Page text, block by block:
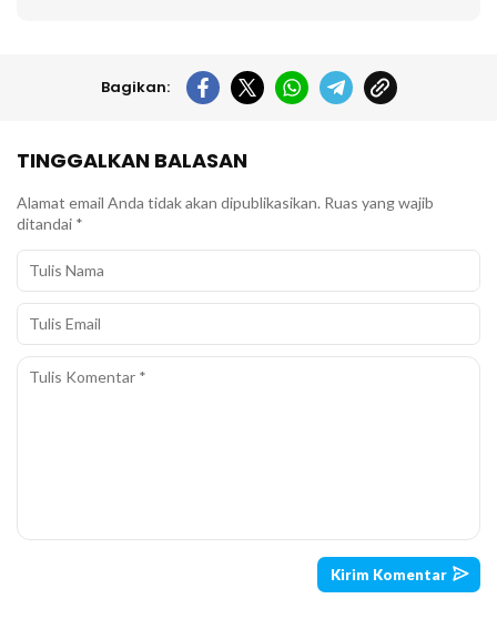
Bagikan:
TINGGALKAN BALASAN
Alamat email Anda tidak akan dipublikasikan. Ruas yang wajib
ditandai *